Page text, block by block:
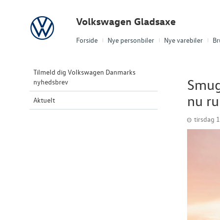
Forside Nye personbiler Nye varebiler
Volkswagen Volkswagen Gladsaxe
Tilmeld dig Volkswagen Danmarks
nyhedsbrev
Aktuelt
nu
tirsdag